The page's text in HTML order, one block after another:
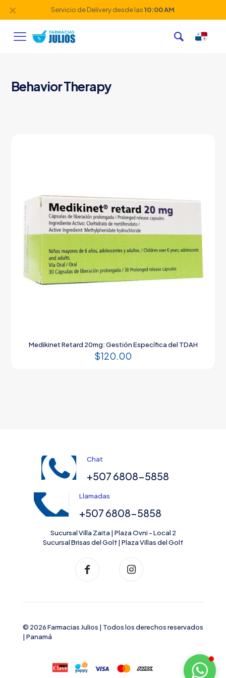
Servicio de Delivery desde las10:00 AM
✕
Behavior Therapy
Medikinet Retard 20mg: Gestión Específica del TDAH
$120.00
Chat
+507 6808-5858
Llamadas
+507 6808-5858
Sucursal Villa Zaita | Plaza Ovni - Local 2
Sucursal Brisas del Golf | Plaza Villas del Golf
© 2026 Farmacias Julios | Todos los derechos reservados
| Panamá